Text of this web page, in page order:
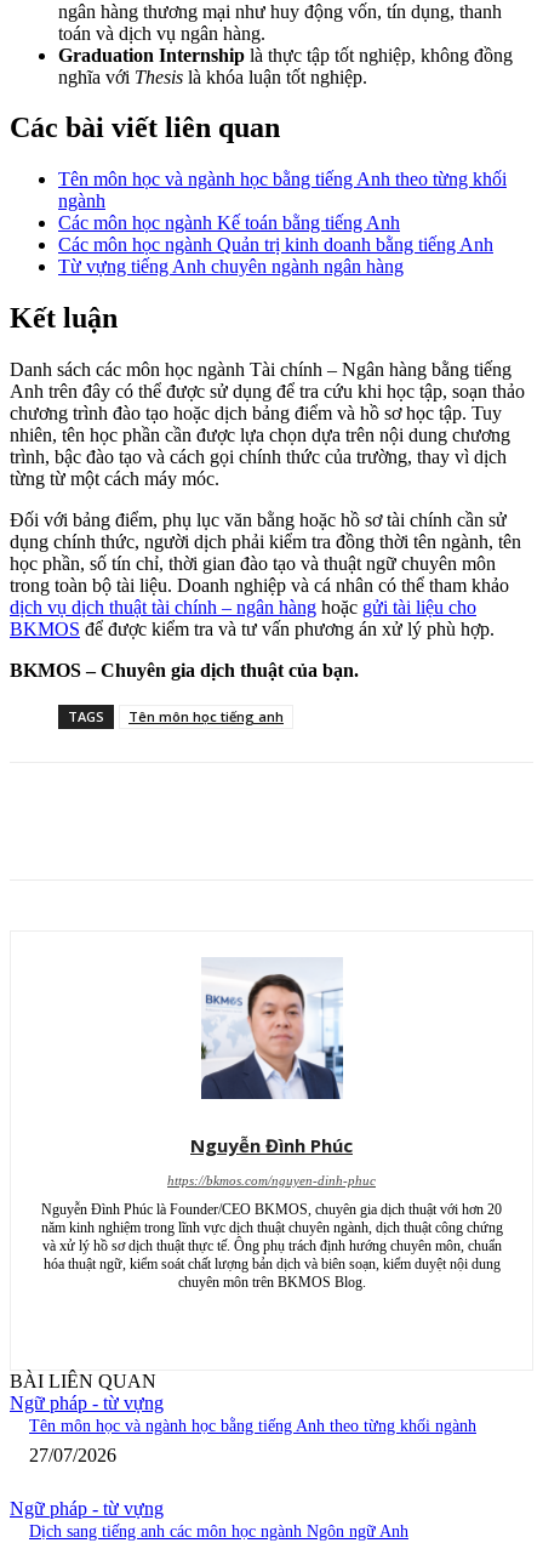
ngân hàng thương mại như huy động vốn, tín dụng, thanh
toán và dịch vụ ngân hàng.
Graduation Internship là thực tập tốt nghiệp, không đồng
nghĩa với Thesis là khóa luận tốt nghiệp.
Các bài viết liên quan
Tên môn học và ngành học bằng tiếng Anh theo từng khối
ngành
Các môn học ngành Kế toán bằng tiếng Anh
Các môn học ngành Quản trị kinh doanh bằng tiếng Anh
Từ vựng tiếng Anh chuyên ngành ngân hàng
Kết luận
Danh sách các môn học ngành Tài chính – Ngân hàng bằng tiếng
Anh trên đây có thể được sử dụng để tra cứu khi học tập, soạn thảo
chương trình đào tạo hoặc dịch bảng điểm và hồ sơ học tập. Tuy
nhiên, tên học phần cần được lựa chọn dựa trên nội dung chương
trình, bậc đào tạo và cách gọi chính thức của trường, thay vì dịch
từng từ một cách máy móc.
Đối với bảng điểm, phụ lục văn bằng hoặc hồ sơ tài chính cần sử
dụng chính thức, người dịch phải kiểm tra đồng thời tên ngành, tên
học phần, số tín chỉ, thời gian đào tạo và thuật ngữ chuyên môn
trong toàn bộ tài liệu. Doanh nghiệp và cá nhân có thể tham khảo
dịch vụ dịch thuật tài chính – ngân hàng hoặc gửi tài liệu cho
BKMOS để được kiểm tra và tư vấn phương án xử lý phù hợp.
BKMOS – Chuyên gia dịch thuật của bạn.
TAGS Tên môn học tiếng anh
Nguyễn Đình Phúc
https://bkmos.com/nguyen-dinh-phuc
Nguyễn Đình Phúc là Founder/CEO BKMOS, chuyên gia dịch thuật với hơn 20
năm kinh nghiệm trong lĩnh vực dịch thuật chuyên ngành, dịch thuật công chứng
và xử lý hồ sơ dịch thuật thực tế. Ông phụ trách định hướng chuyên môn, chuẩn
hóa thuật ngữ, kiểm soát chất lượng bản dịch và biên soạn, kiểm duyệt nội dung
chuyên môn trên BKMOS Blog.
BÀI LIÊN QUAN
Ngữ pháp - từ vựng
Tên môn học và ngành học bằng tiếng Anh theo từng khối ngành
27/07/2026
Ngữ pháp - từ vựng
Dịch sang tiếng anh các môn học ngành Ngôn ngữ Anh